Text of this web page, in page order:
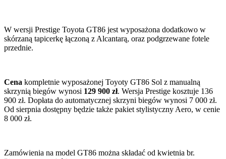
W wersji Prestige Toyota GT86 jest wyposażona dodatkowo w
skórzaną tapicerkę łączoną z Alcantarą, oraz podgrzewane fotele
przednie.
Cena kompletnie wyposażonej Toyoty GT86 Sol z manualną
skrzynią biegów wynosi 129 900 zł. Wersja Prestige kosztuje 136
900 zł. Dopłata do automatycznej skrzyni biegów wynosi 7 000 zł.
Od sierpnia dostępny będzie także pakiet stylistyczny Aero, w cenie
8 000 zł.
Zamówienia na model GT86 można składać od kwietnia br.